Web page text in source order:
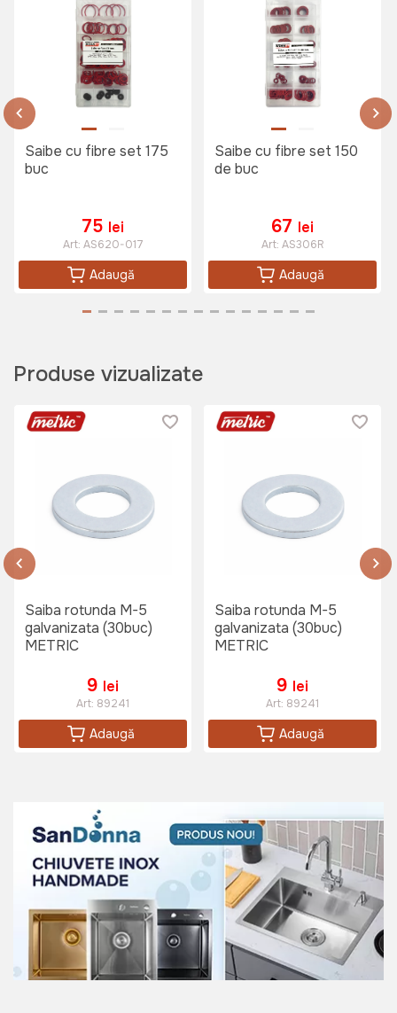
Saibe cu fibre set 175
buc
75 lei
Art: AS620-017
Adaugă
Saibe cu fibre set 150
de buc
67 lei
Art: AS306R
Adaugă
Produse vizualizate
Saiba rotunda M-5
galvanizata (30buc)
METRIC
9 lei
Art: 89241
Adaugă
Saiba rotunda M-5
galvanizata (30buc)
METRIC
9 lei
Art: 89241
Adaugă